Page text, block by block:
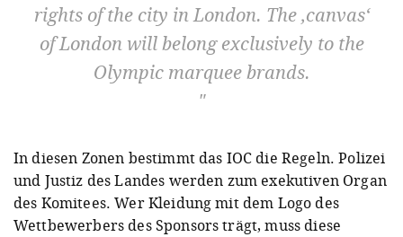
rights of the city in London. The ‚canvas‘
of London will belong exclusively to the
Olympic marquee brands.
In diesen Zonen bestimmt das IOC die Regeln. Polizei
und Justiz des Landes werden zum exekutiven Organ
des Komitees. Wer Kleidung mit dem Logo des
Wettbewerbers des Sponsors trägt, muss diese